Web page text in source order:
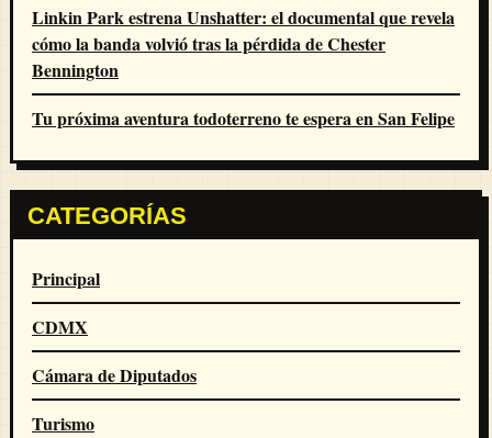
Linkin Park estrena Unshatter: el documental que revela
cómo la banda volvió tras la pérdida de Chester
Bennington
Tu próxima aventura todoterreno te espera en San Felipe
CATEGORÍAS
Principal
CDMX
Cámara de Diputados
Turismo